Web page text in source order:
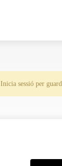
Inicia sessió per